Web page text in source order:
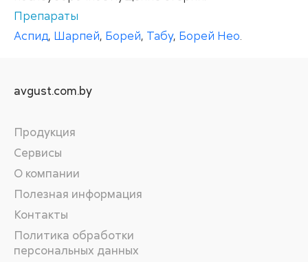
Препараты
Аспид, Шарпей, Борей, Табу, Борей Нео
avgust.com.by
Продукция
Сервисы
О компании
Полезная информация
Контакты
Политика обработки
персональных данных